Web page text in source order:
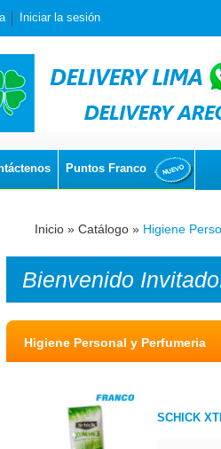
Iniciar la sesión
Puntos Franco
Inicio » Catálogo » Higiene
Bienvenido
Higiene Personal y Perfumeria
SCHICK